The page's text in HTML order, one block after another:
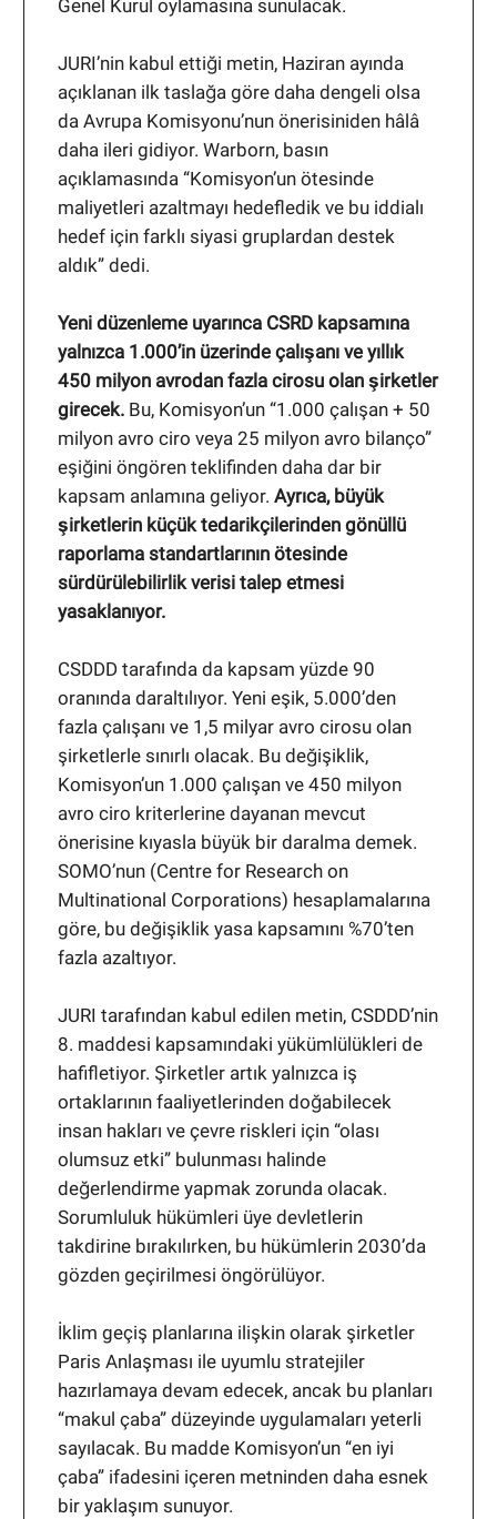
Genel Kurul oylamasına sunulacak.
JURI’nin kabul ettiği metin, Haziran ayında
açıklanan ilk taslağa göre daha dengeli olsa
da Avrupa Komisyonu’nun önerisiniden hâlâ
daha ileri gidiyor. Warborn, basın
açıklamasında “Komisyon’un ötesinde
maliyetleri azaltmayı hedefledik ve bu iddialı
hedef için farklı siyasi gruplardan destek
aldık” dedi.
Yeni düzenleme uyarınca CSRD kapsamına
yalnızca 1.000’in üzerinde çalışanı ve yıllık
450 milyon avrodan fazla cirosu olan şirketler
girecek. Bu, Komisyon’un “1.000 çalışan + 50
milyon avro ciro veya 25 milyon avro bilanço”
eşiğini öngören teklifinden daha dar bir
kapsam anlamına geliyor. Ayrıca, büyük
şirketlerin küçük tedarikçilerinden gönüllü
raporlama standartlarının ötesinde
sürdürülebilirlik verisi talep etmesi
yasaklanıyor.
CSDDD tarafında da kapsam yüzde 90
oranında daraltılıyor. Yeni eşik, 5.000’den
fazla çalışanı ve 1,5 milyar avro cirosu olan
şirketlerle sınırlı olacak. Bu değişiklik,
Komisyon’un 1.000 çalışan ve 450 milyon
avro ciro kriterlerine dayanan mevcut
önerisine kıyasla büyük bir daralma demek.
SOMO’nun (Centre for Research on
Multinational Corporations) hesaplamalarına
göre, bu değişiklik yasa kapsamını %70’ten
fazla azaltıyor.
JURI tarafından kabul edilen metin, CSDDD’nin
8. maddesi kapsamındaki yükümlülükleri de
hafifletiyor. Şirketler artık yalnızca iş
ortaklarının faaliyetlerinden doğabilecek
insan hakları ve çevre riskleri için “olası
olumsuz etki” bulunması halinde
değerlendirme yapmak zorunda olacak.
Sorumluluk hükümleri üye devletlerin
takdirine bırakılırken, bu hükümlerin 2030’da
gözden geçirilmesi öngörülüyor.
İklim geçiş planlarına ilişkin olarak şirketler
Paris Anlaşması ile uyumlu stratejiler
hazırlamaya devam edecek, ancak bu planları
“makul çaba” düzeyinde uygulamaları yeterli
sayılacak. Bu madde Komisyon’un “en iyi
çaba” ifadesini içeren metninden daha esnek
bir yaklaşım sunuyor.